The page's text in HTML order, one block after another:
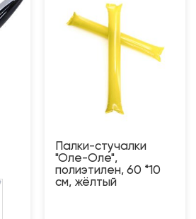
Палки-стучалки
"Оле-Оле",
полиэтилен, 60 *10
см, жёлтый